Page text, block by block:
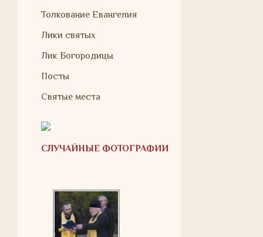
Толкование Евангелия
Лики святых
Лик Богородицы
Посты
Святые места
СЛУЧАЙНЫЕ ФОТОГРАФИИ